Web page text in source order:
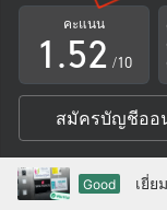
คะแนน
0
1
2
3
4
.
4
5
6
7
8
1
2
3
4
5
/10
สมัครบัญชีออ
Good